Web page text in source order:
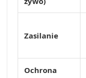
Zasilanie
Ochrona